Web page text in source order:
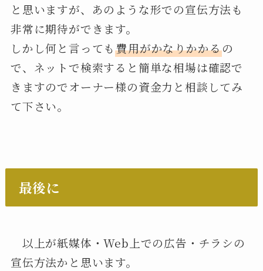
と思いますが、あのような形での宣伝方法も
非常に期待ができます。
しかし何と言っても費用がかなりかかるの
で、ネットで検索すると簡単な相場は確認で
きますのでオーナー様の資金力と相談してみ
て下さい。
最後に
以上が紙媒体・Web上での広告・チラシの
宣伝方法かと思います。